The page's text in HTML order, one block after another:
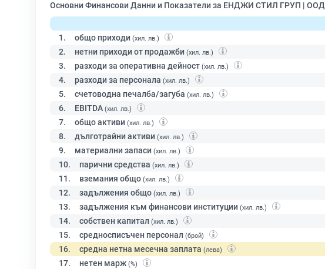
Основни Финансови Данни и Показатели за ЕНДЖИ СТИЛ ГРУП | ООД
1.
общо приходи (хил. лв.)
2. нетни приходи от продажби (хил. лв.)
3. разходи за оперативна дейност (хил. лв.)
4. разходи за персонала (хил. лв.)
5. счетоводна печалба/загуба (хил. лв.)
6. EBITDA (хил. лв.)
7. общо активи (хил. лв.)
8. дълготрайни активи (хил. лв.)
9. материални запаси (хил. лв.)
10. парични средства (хил. лв.)
11. вземания общо (хил. лв.)
12. задължения общо (хил. лв.)
13. задължения към финансови институции (хил. лв.)
14. собствен капитал (хил. лв.)
15. средносписъчен персонал (брой)
16. средна нетна месечна заплата (лева)
17. нетен марж (%)